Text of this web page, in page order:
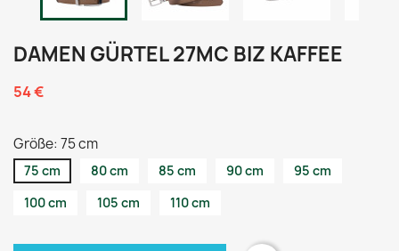
DAMEN GÜRTEL 27MC BIZ KAFFEE
54 €
Größe: 75 cm
75 cm 80 cm 85 cm 90 cm
95 cm
100 cm
105 cm 110 cm